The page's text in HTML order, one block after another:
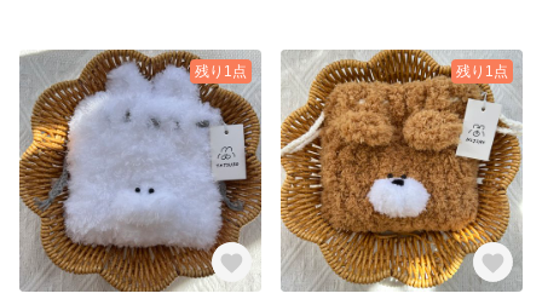
残り1点 残り1点